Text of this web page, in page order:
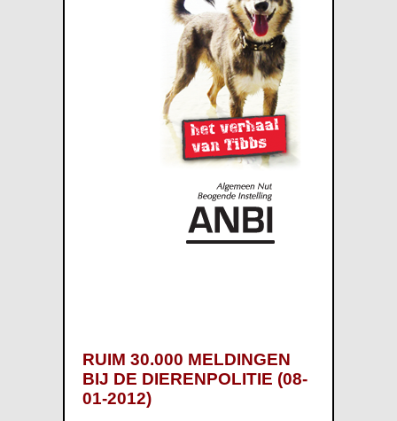
RUIM 30.000 MELDINGEN
BIJ DE DIERENPOLITIE (08-
01-2012)